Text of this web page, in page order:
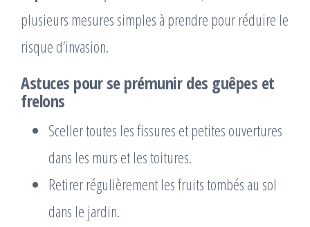
plusieurs mesures simples à prendre pour réduire le
risque d’invasion.
Astuces pour se prémunir des guêpes et
frelons
Sceller toutes les fissures et petites ouvertures
dans les murs et les toitures.
Retirer régulièrement les fruits tombés au sol
dans le jardin.